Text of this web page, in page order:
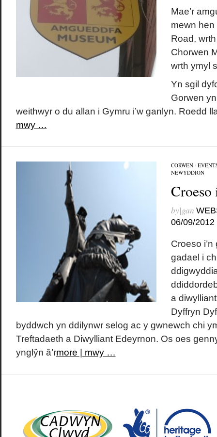
Mae’r
mewn
Road,
Chorwen
wrth ymyl
Yn sgil
Gorwen
weithwyr o du allan i Gymru i’w ganlyn. Roedd
mwy …
CORWEN/
NEWYDDION
Croeso
by|gan
06/09/2012
Croeso
gadael i
a
Dyffryn
byddwch yn ddilynwr selog ac y gwnewch chi
Treftadaeth a Diwylliant Edeyrnon. Os oes
ynglŷn â’rmore | mwy …